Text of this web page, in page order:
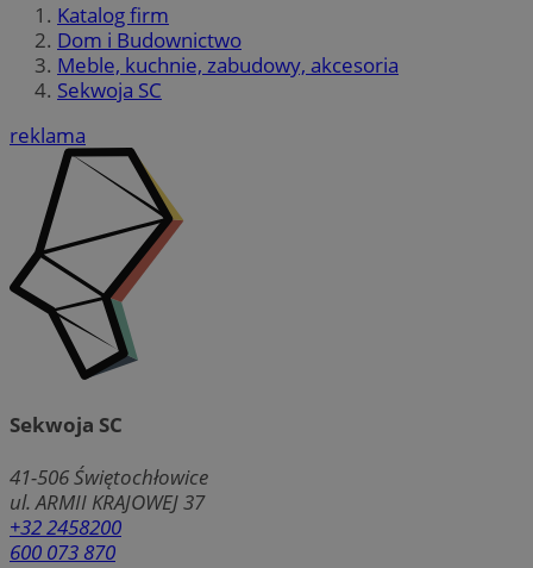
Katalog firm
Dom i Budownictwo
Meble, kuchnie, zabudowy, akcesoria
Sekwoja SC
reklama
Sekwoja SC
41-506Świętochłowice
ul. ARMII KRAJOWEJ 37
+32 2458200
600 073 870